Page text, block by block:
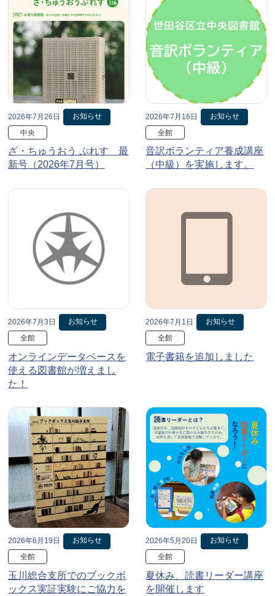
2026年7月26日
お知らせ
中央
ざ・ちゅうおう ぷれす 最
新号（2026年7月号）
2026年7月16日
お知らせ
全館
音訳ボランティア養成講座
（中級）を実施します。
2026年7月3日
お知らせ
全館
オンラインデータベースを
使える図書館が増えまし
た！
2026年7月1日
お知らせ
全館
電子書籍を追加しました
2026年6月19日
お知らせ
全館
玉川総合支所でのブックボ
ックス実証実験にご協力を
2026年5月20日
お知らせ
全館
夏休み、読書リーダー講座
を開催します